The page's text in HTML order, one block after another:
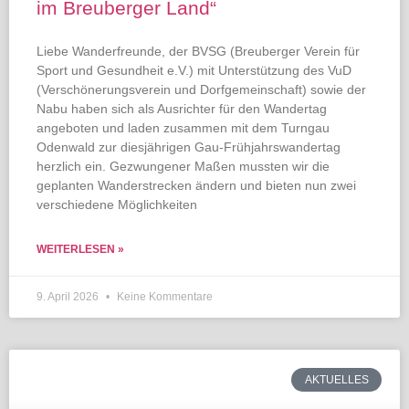
im Breuberger Land“
Liebe Wanderfreunde, der BVSG (Breuberger Verein für
Sport und Gesundheit e.V.) mit Unterstützung des VuD
(Verschönerungsverein und Dorfgemeinschaft) sowie der
Nabu haben sich als Ausrichter für den Wandertag
angeboten und laden zusammen mit dem Turngau
Odenwald zur diesjährigen Gau-Frühjahrswandertag
herzlich ein. Gezwungener Maßen mussten wir die
geplanten Wanderstrecken ändern und bieten nun zwei
verschiedene Möglichkeiten
WEITERLESEN »
9. April 2026 Keine Kommentare
AKTUELLES